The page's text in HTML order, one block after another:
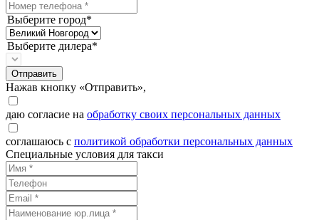
Выберите город*
Выберите дилера*
Отправить
Нажав кнопку «Отправить»,
даю согласие на обработку своих персональных данных
соглашаюсь с политикой обработки персональных данных
Специальные условия для такси